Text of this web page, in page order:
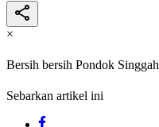
×
Bersih bersih Pondok Singgah
Sebarkan artikel ini